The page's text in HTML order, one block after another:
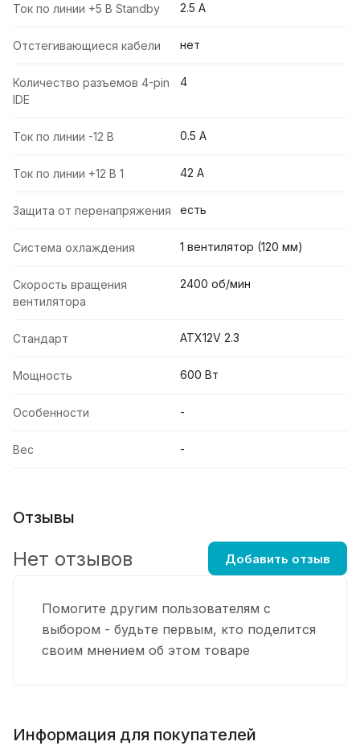
Ток по линии +5 В Standby 2.5 A
Отстегивающиеся кабели нет
Количество разъемов 4-pin
IDE
4
Ток по линии -12 В 0.5 A
Ток по линии +12 В 1 42 A
Защита от перенапряжения есть
Система охлаждения 1 вентилятор (120 мм)
Скорость вращения
вентилятора
2400 об/мин
Стандарт ATX12V 2.3
Мощность 600 Вт
Особенности -
Вес -
Отзывы
Помогите другим пользователям с
выбором - будьте первым, кто поделится
своим мнением об этом товаре
Нет отзывов Добавить отзыв
Информация для покупателей